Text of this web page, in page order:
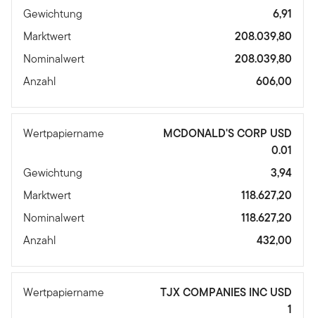
Gewichtung
6,91
Marktwert
208.039,80
Nominalwert
208.039,80
Anzahl
606,00
Wertpapiername
MCDONALD'S CORP USD
0.01
Gewichtung
3,94
Marktwert
118.627,20
Nominalwert
118.627,20
Anzahl
432,00
Wertpapiername
TJX COMPANIES INC USD
1